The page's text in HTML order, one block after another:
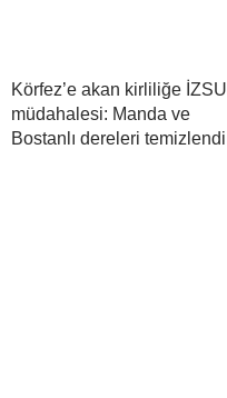
Körfez’e akan kirliliğe İZSU
müdahalesi: Manda ve
Bostanlı dereleri temizlendi